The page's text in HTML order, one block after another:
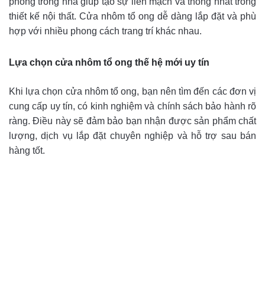
thiết kế nội thất. Cửa nhôm tổ ong dễ dàng lắp đặt và phù
hợp với nhiều phong cách trang trí khác nhau.
Lựa chọn cửa nhôm tổ ong thế hệ mới uy tín
Khi lựa chọn cửa nhôm tổ ong, bạn nên tìm đến các đơn vị
cung cấp uy tín, có kinh nghiệm và chính sách bảo hành rõ
ràng. Điều này sẽ đảm bảo bạn nhận được sản phẩm chất
lượng, dịch vụ lắp đặt chuyên nghiệp và hỗ trợ sau bán
hàng tốt.